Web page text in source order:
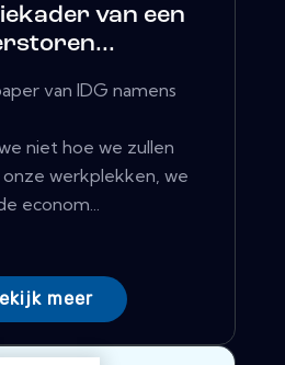
van een
van IDG namens
niet hoe we zullen
werkplekken, we
econom...
meer